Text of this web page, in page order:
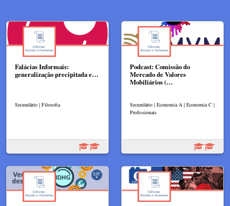
Falácias Informais:
generalização precipitada e…
Secundário | Filosofia
Podcast: Comissão do
Mercado de Valores
Mobiliários (…
Secundário | Economia A | Economia C |
Profissionais